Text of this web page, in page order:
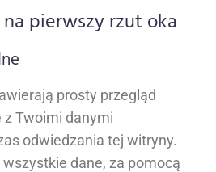
na pierwszy rzut oka
prosty przegląd
z Twoimi danymi
odwiedzania tej witryny.
dane, za pomocą